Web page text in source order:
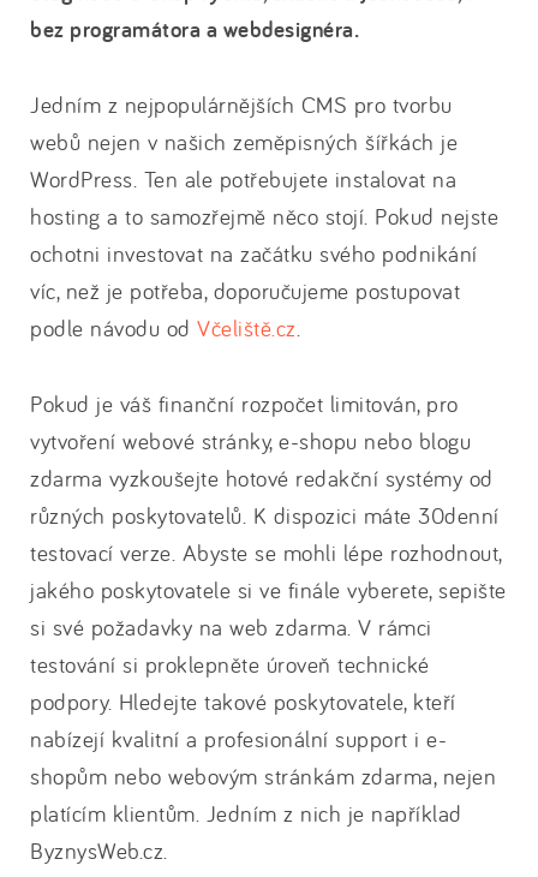
bez programátora a webdesignéra.
Jedním z nejpopulárnějších CMS pro tvorbu
webů nejen v našich zeměpisných šířkách je
WordPress. Ten ale potřebujete instalovat na
hosting a to samozřejmě něco stojí. Pokud nejste
ochotni investovat na začátku svého podnikání
víc, než je potřeba, doporučujeme postupovat
podle návodu od Včeliště.cz.
Pokud je váš finanční rozpočet limitován, pro
vytvoření webové stránky, e-shopu nebo blogu
zdarma vyzkoušejte hotové redakční systémy od
různých poskytovatelů. K dispozici máte 30denní
testovací verze. Abyste se mohli lépe rozhodnout,
jakého poskytovatele si ve finále vyberete, sepište
si své požadavky na web zdarma. V rámci
testování si proklepněte úroveň technické
podpory. Hledejte takové poskytovatele, kteří
nabízejí kvalitní a profesionální support i e-
shopům nebo webovým stránkám zdarma, nejen
platícím klientům. Jedním z nich je například
ByznysWeb.cz.